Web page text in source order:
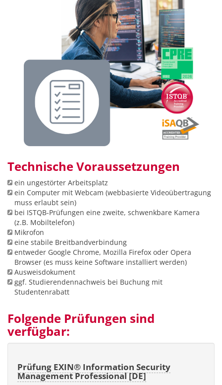
Technische Voraussetzungen
ein ungestörter Arbeitsplatz
ein Computer mit Webcam (webbasierte Videoübertragung
muss erlaubt sein)
bei ISTQB-Prüfungen eine zweite, schwenkbare Kamera
(z.B. Mobiltelefon)
Mikrofon
eine stabile Breitbandverbindung
entweder Google Chrome, Mozilla Firefox oder Opera
Browser (es muss keine Software installiert werden)
Ausweisdokument
ggf. Studierendennachweis bei Buchung mit
Studentenrabatt
Folgende Prüfungen sind
verfügbar:
Prüfung EXIN® Information Security
Management Professional [DE]